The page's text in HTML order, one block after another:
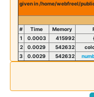
given in /home/webfreel/
#
Time Memory
1
0.0003 415992
2
0.0029 542632
3
0.0029 542632